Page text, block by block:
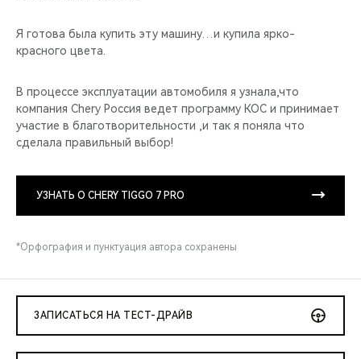
Я готова была купить эту машину…и купила ярко-
красного цвета.
В процессе эксплуатации автомобиля я узнала,что
компания Chery Россия ведет программу КОС и принимает
участие в благотворительности ,и так я поняла что
сделала правильный выбор!
УЗНАТЬ О CHERY TIGGO 7 PRO
*Орфография и пунктуация автора сохранены
ЗАПИСАТЬСЯ НА ТЕСТ-ДРАЙВ